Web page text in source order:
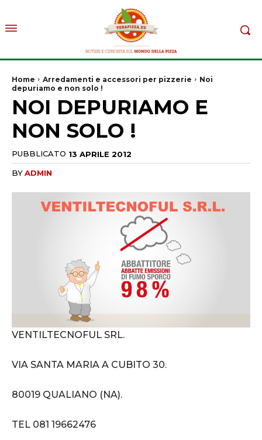
Home Arredamenti e accessori per pizzerie
Noi
depuriamo e non solo !
NOI DEPURIAMO E
NON SOLO !
PUBBLICATO 13 APRILE 2012
BYADMIN
VENTILTECNOFUL SRL.
VIA SANTA MARIA A CUBITO 30.
80019 QUALIANO (NA).
TEL 081 19662476